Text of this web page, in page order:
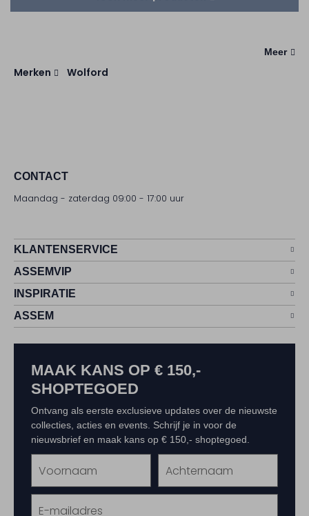
Meer
Merken Wolford
CONTACT
Maandag - zaterdag 09:00 - 17:00 uur
KLANTENSERVICE
ASSEMVIP
INSPIRATIE
ASSEM
MAAK KANS OP € 150,-
SHOPTEGOED
Ontvang als eerste exclusieve updates over de nieuwste
collecties, acties en events. Schrijf je in voor de
nieuwsbrief en maak kans op € 150,- shoptegoed.